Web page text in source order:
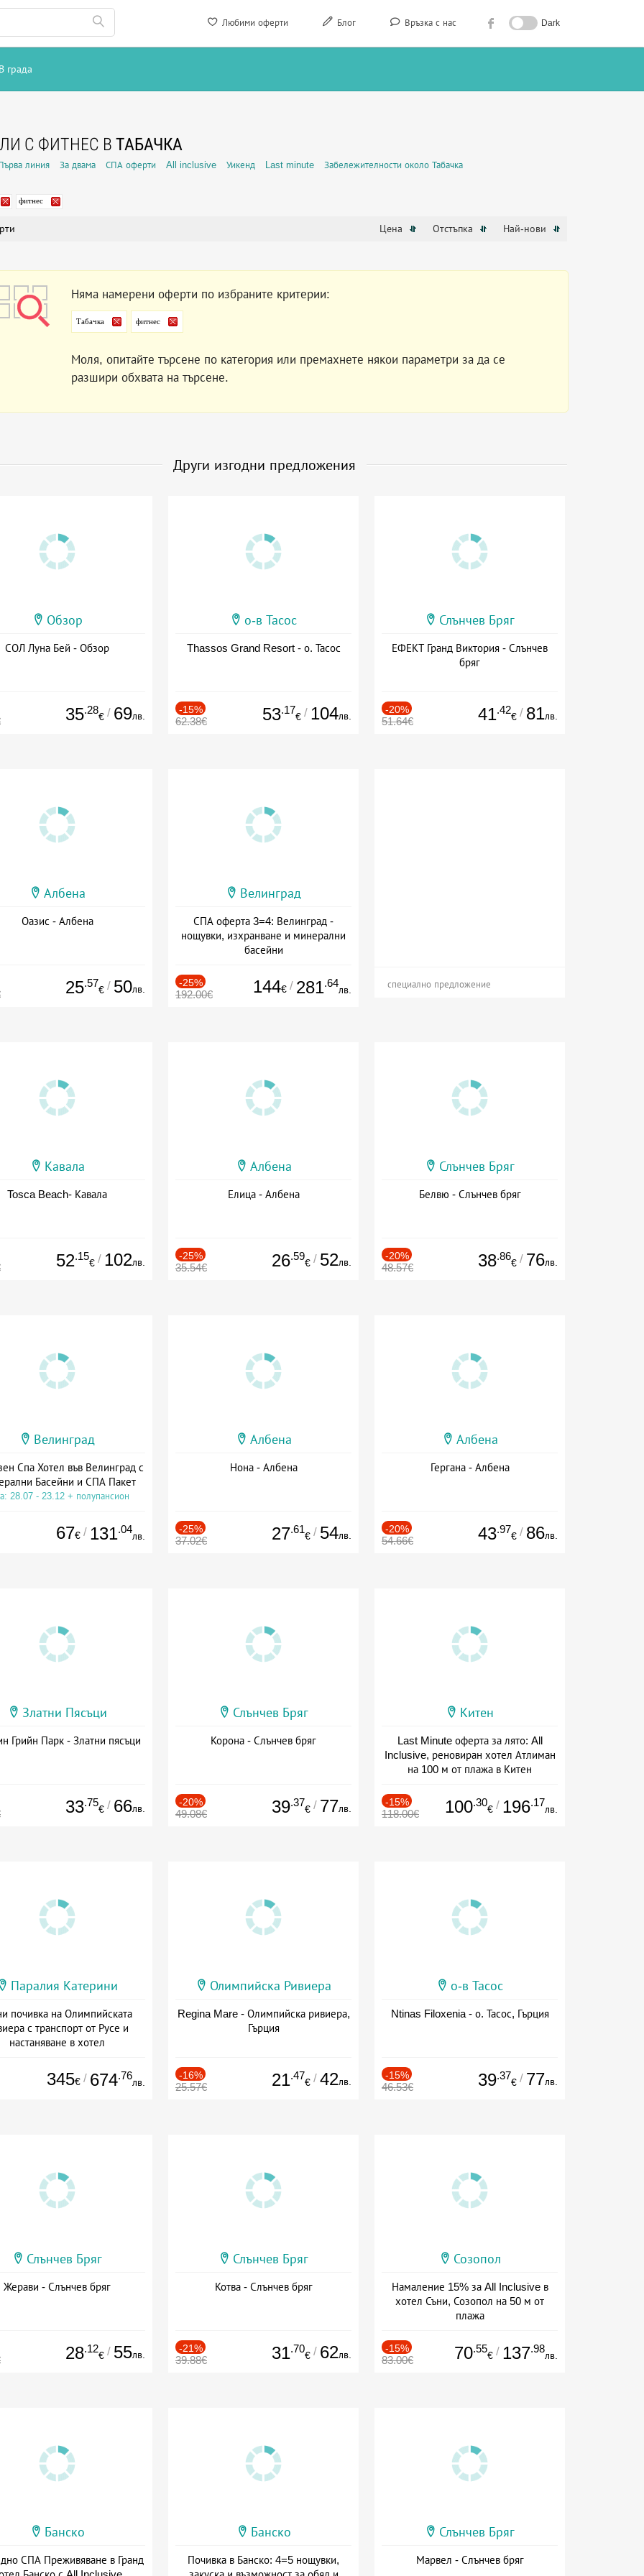
Любими оферти Блог Връзка с нас Dark
В града
С ФИТНЕС В ТАБАЧКА
линия За двама СПА оферти All inclusive Уикенд Last minute Забележителности около Табачка
фитнес
Цена Отстъпка Най-нови
Няма намерени оферти по избраните критерии:
Табачка фитнес
Моля, опитайте търсене по категория или премахнете някои параметри за да се
разшири обхвата на търсене.
Други изгодни предложения
Обзор
СОЛ Луна Бей - Обзор
35.28
€ / 69лв.
о-в Тасос
Thassos Grand Resort - о. Тасос
-15%
62.38€ 53.17
€ / 104лв.
Слънчев Бряг
ЕФЕКТ Гранд Виктория - Слънчев
бряг
-20%
51.64€ 41.42
€ / 81лв.
Албена
Оазис - Албена
25.57
€ / 50лв.
Велинград
СПА оферта 3=4: Велинград -
нощувки, изхранване и минерални
басейни
-25%
192.00€ 144€ / 281.64
лв. специално предложение
Кавала
Tosca Beach- Кавала
52.15
€ / 102лв.
Албена
Елица - Албена
-25%
35.54€ 26.59
€ / 52лв.
Слънчев Бряг
Белвю - Слънчев бряг
-20%
48.57€ 38.86
€ / 76лв.
Велинград
Спа Хотел във Велинград с
Басейни и СПА Пакет
28.07 - 23.12 + полупансион
67€ / 131.04
лв.
Албена
Нона - Албена
-25%
37.02€ 27.61
€ / 54лв.
Албена
Гергана - Албена
-20%
54.66€ 43.97
€ / 86лв.
Златни Пясъци
Грийн Парк - Златни пясъци
33.75
€ / 66лв.
Слънчев Бряг
Корона - Слънчев бряг
-20%
49.08€ 39.37
€ / 77лв.
Китен
Last Minute оферта за лято: All
Inclusive, реновиран хотел Атлиман
на 100 м от плажа в Китен
-15%
118.00€ 100.30
€ / 196.17
лв.
Паралия Катерини
почивка на Олимпийската
с транспорт от Русе и
настаняване в хотел
345€ / 674.76
лв.
Олимпийска Ривиера
Regina Mare - Олимпийска ривиера,
Гърция
-16%
25.57€ 21.47
€ / 42лв.
о-в Тасос
Ntinas Filoxenia - о. Тасос, Гърция
-15%
46.53€ 39.37
€ / 77лв.
Слънчев Бряг
Жерави - Слънчев бряг
28.12
€ / 55лв.
Слънчев Бряг
Котва - Слънчев бряг
-21%
39.88€ 31.70
€ / 62лв.
Созопол
Намаление 15% за All Inclusive в
хотел Съни, Созопол на 50 м от
плажа
-15%
83.00€ 70.55
€ / 137.98
лв.
Банско
СПА Преживяване в Гранд
Банско
Почивка в Банско: 4=5 нощувки,
Слънчев Бряг
Марвел - Слънчев бряг